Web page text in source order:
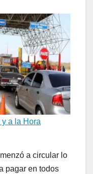
a la Hora
a circular lo
pagar en todos